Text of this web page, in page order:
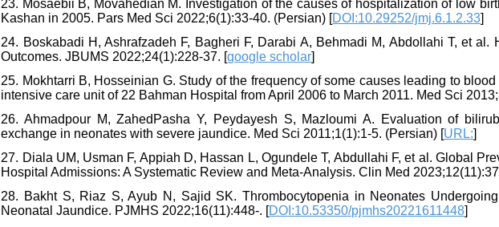
23. Mosaebii B, Movahedian M. Investigation of the causes of hospitalization of low
Kashan in 2005. Pars Med Sci 2022;6(1):33-40. (Persian) [DOI:10.29252/jmj.6.1.2.33]
24. Boskabadi H, Ashrafzadeh F, Bagheri F, Darabi A, Behmadi M, Abdollahi T, et al.
Outcomes. JBUMS 2022;24(1):228-37. [google scholar]
25. Mokhtarri B, Hosseinian G. Study of the frequency of some causes leading to
intensive care unit of 22 Bahman Hospital from April 2006 to March 2011. Med Sci
26. Ahmadpour M, ZahedPasha Y, Peydayesh S, Mazloumi A. Evaluation of
exchange in neonates with severe jaundice. Med Sci 2011;1(1):1-5. (Persian) [URL:]
27. Diala UM, Usman F, Appiah D, Hassan L, Ogundele T, Abdullahi F, et al. Global
Hospital Admissions: A Systematic Review and Meta-Analysis. Clin Med
28. Bakht S, Riaz S, Ayub N, Sajid SK. Thrombocytopenia in Neonates
Neonatal Jaundice. PJMHS 2022;16(11):448-. [DOI:10.53350/pjmhs20221611448]